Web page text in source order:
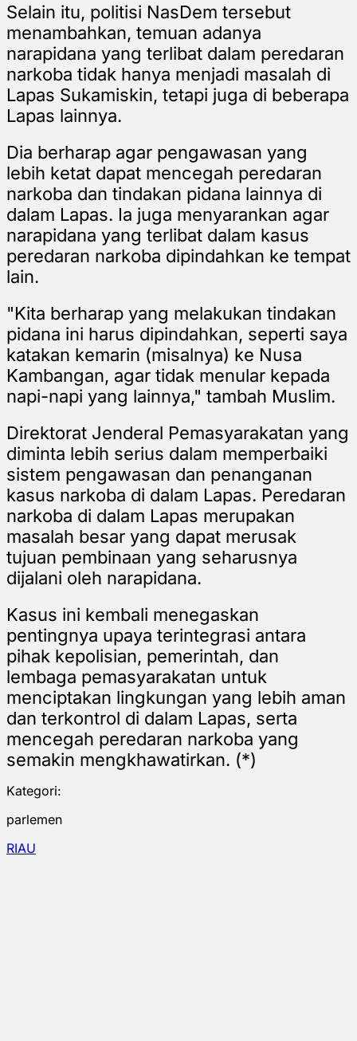
Selain itu, politisi NasDem tersebut
menambahkan, temuan adanya
narapidana yang terlibat dalam peredaran
narkoba tidak hanya menjadi masalah di
Lapas Sukamiskin, tetapi juga di beberapa
Lapas lainnya.
Dia berharap agar pengawasan yang
lebih ketat dapat mencegah peredaran
narkoba dan tindakan pidana lainnya di
dalam Lapas. Ia juga menyarankan agar
narapidana yang terlibat dalam kasus
peredaran narkoba dipindahkan ke tempat
lain.
"Kita berharap yang melakukan tindakan
pidana ini harus dipindahkan, seperti saya
katakan kemarin (misalnya) ke Nusa
Kambangan, agar tidak menular kepada
napi-napi yang lainnya," tambah Muslim.
Direktorat Jenderal Pemasyarakatan yang
diminta lebih serius dalam memperbaiki
sistem pengawasan dan penanganan
kasus narkoba di dalam Lapas. Peredaran
narkoba di dalam Lapas merupakan
masalah besar yang dapat merusak
tujuan pembinaan yang seharusnya
dijalani oleh narapidana.
Kasus ini kembali menegaskan
pentingnya upaya terintegrasi antara
pihak kepolisian, pemerintah, dan
lembaga pemasyarakatan untuk
menciptakan lingkungan yang lebih aman
dan terkontrol di dalam Lapas, serta
mencegah peredaran narkoba yang
semakin mengkhawatirkan. (*)
Kategori:
parlemen
RIAU